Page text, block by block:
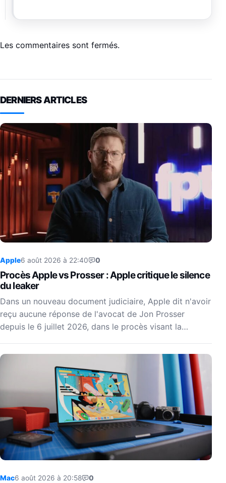
Les commentaires sont fermés.
DERNIERS ARTICLES
Apple6 août 2026 à 22:40 0
Procès Apple vs Prosser : Apple critique le silence
du leaker
Dans un nouveau document judiciaire, Apple dit n'avoir
reçu aucune réponse de l'avocat de Jon Prosser
depuis le 6 juillet 2026, dans le procès visant la…
Mac6 août 2026 à 20:58 0